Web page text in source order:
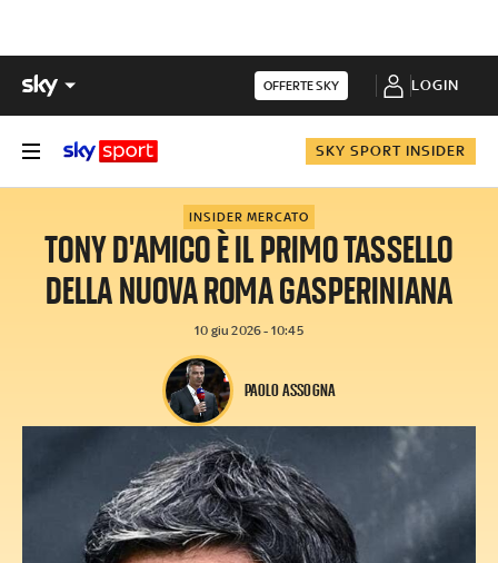
OFFERTE SKY LOGIN
SKY SPORT INSIDER
INSIDER MERCATO
TONY D'AMICO È IL PRIMO TASSELLO
DELLA NUOVA ROMA GASPERINIANA
10 giu 2026 - 10:45
PAOLO ASSOGNA